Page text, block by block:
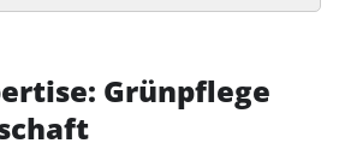
Grünpflege